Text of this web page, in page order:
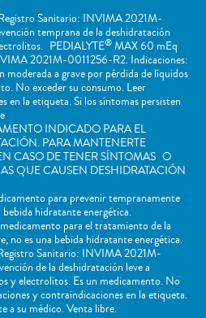
Sanitario: INVIMA 2021M-
temprana de la deshidratación
PEDIALYTE®MAX 60 mEq
2021M-0011256-R2. Indicaciones:
moderada a grave por pérdida de líquidos
No exceder su consumo. Leer
en la etiqueta. Si los síntomas persisten
INDICADO PARA EL
PARA MANTENERTE
CASO DE TENER SÍNTOMAS O
QUE CAUSEN DESHIDRATACIÓN
para prevenir tempranamente
bebida hidratante energética.
para el tratamiento de la
no es una bebida hidratante energética.
Sanitario: INVIMA 2021M-
de la deshidratación leve a
y electrolitos. Es un medicamento. No
y contraindicaciones en la etiqueta.
a su médico. Venta libre.